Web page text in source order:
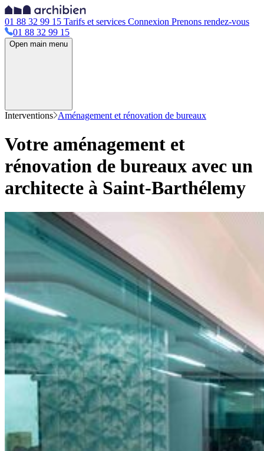
01 88 32 99 15 Tarifs et services Connexion Prenons rendez-vous
01 88 32 99 15
Open main menu
Interventions Aménagement et rénovation de bureaux
Votre aménagement et
rénovation de bureaux avec un
architecte à Saint-Barthélemy